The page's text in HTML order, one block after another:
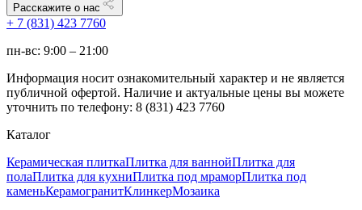
Расскажите о нас
+ 7 (831) 423 7760
пн-вс: 9:00 – 21:00
Информация носит ознакомительный характер и не является
публичной офертой. Наличие и актуальные цены вы можете
уточнить по телефону: 8 (831) 423 7760
Каталог
Керамическая плиткаПлитка для ваннойПлитка для
полаПлитка для кухниПлитка под мраморПлитка под
каменьКерамогранитКлинкерМозаика